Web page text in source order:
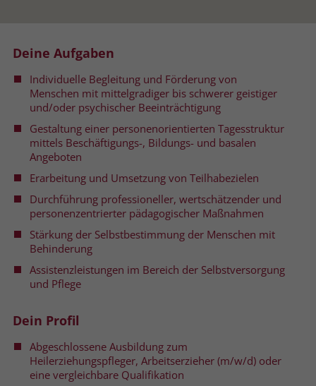
Deine Aufgaben
Individuelle Begleitung und Förderung von
Menschen mit mittelgradiger bis schwerer geistiger
und/oder psychischer Beeinträchtigung
Gestaltung einer personenorientierten Tagesstruktur
mittels Beschäftigungs-, Bildungs- und basalen
Angeboten
Erarbeitung und Umsetzung von Teilhabezielen
Durchführung professioneller, wertschätzender und
personenzentrierter pädagogischer Maßnahmen
Stärkung der Selbstbestimmung der Menschen mit
Behinderung
Assistenzleistungen im Bereich der Selbstversorgung
und Pflege
Dein Profil
Abgeschlossene Ausbildung zum
Heilerziehungspfleger, Arbeitserzieher (m/w/d) oder
eine vergleichbare Qualifikation
Anbieter .fonts.net
Laufzeit 30 Minuten
Zweck
This cookie, set by Cloudflare, is used to
support Cloudflare Bot Management.
Name JSessionID
Anbieter jobs.stiftung-liebenau.de
Laufzeit Session
Zweck
Behält die Zustände des Benutzers bei
Laufzeit 90 Tage
Zweck Enthält eine zufallsgenerierte User-ID.
Name _gcl_aw
Anbieter Google Ads
Laufzeit 90 Tage
Zweck
Dieses Cookie wird gesetzt, wenn ein
User über einen Klick auf eine Google
sodass erzielte Erfolge wie z.B.
Bestellungen oder Kontaktanfragen der
Anzeige zugewiesen werden können.